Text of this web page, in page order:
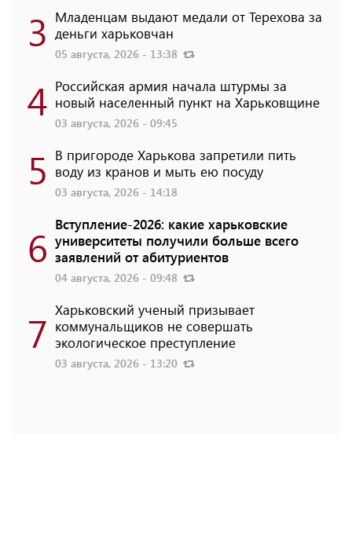
3 Младенцам выдают медали от Терехова за
деньги харьковчан
05 августа, 2026 - 13:38
4 Российская армия начала штурмы за
новый населенный пункт на Харьковщине
03 августа, 2026 - 09:45
5 В пригороде Харькова запретили пить
воду из кранов и мыть ею посуду
03 августа, 2026 - 14:18
6 Вступление-2026: какие харьковские
университеты получили больше всего
заявлений от абитуриентов
04 августа, 2026 - 09:48
7 Харьковский ученый призывает
коммунальщиков не совершать
экологическое преступление
03 августа, 2026 - 13:20